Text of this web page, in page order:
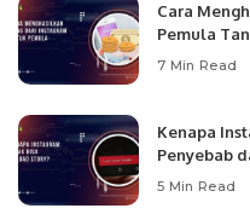
Cara
Pemula
7 Min Read
Kenapa
Penyebab
5 Min Read